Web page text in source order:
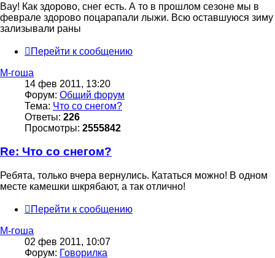
Вау! Как здорово, снег есть. А то в прошлом сезоне мы в
феврале здорово поцарапали лыжи. Всю оставшуюся зиму
зализывали раны
Перейти к сообщению
М-гоша
14 фев 2011, 13:20
Форум: Общий форум
Тема: Что со снегом?
Ответы: 226
Просмотры: 2555842
Re: Что со снегом?
Ребята, только вчера вернулись. Кататься можно! В одном
месте камешки шкрябают, а так отлично!
Перейти к сообщению
М-гоша
02 фев 2011, 10:07
Форум: Говорилка